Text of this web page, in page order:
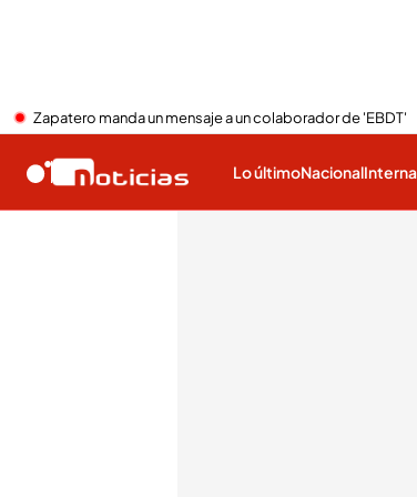
Zapatero manda un mensaje a un colaborador de 'EBDT'
Lo últimoNacional